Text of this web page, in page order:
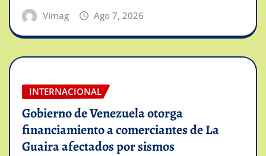
Vimag Ago 7, 2026
INTERNACIONAL
Gobierno de Venezuela otorga
financiamiento a comerciantes de La
Guaira afectados por sismos